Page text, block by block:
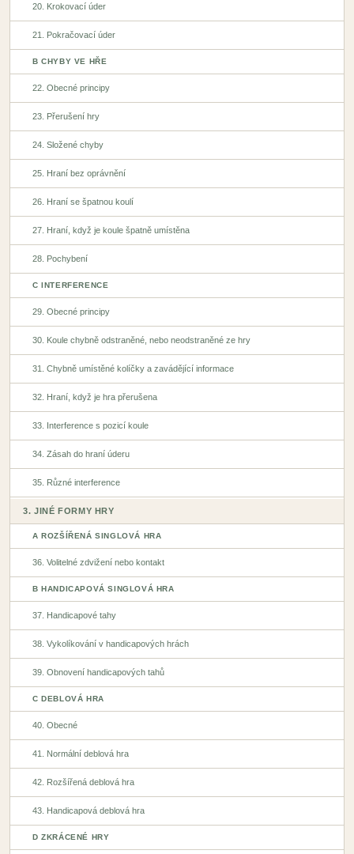
20. Krokovací úder
21. Pokračovací úder
B CHYBY VE HŘE
22. Obecné principy
23. Přerušení hry
24. Složené chyby
25. Hraní bez oprávnění
26. Hraní se špatnou koulí
27. Hraní, když je koule špatně umístěna
28. Pochybení
C INTERFERENCE
29. Obecné principy
30. Koule chybně odstraněné, nebo neodstraněné ze hry
31. Chybně umístěné kolíčky a zavádějící informace
32. Hraní, když je hra přerušena
33. Interference s pozicí koule
34. Zásah do hraní úderu
35. Různé interference
3. JINÉ FORMY HRY
A ROZŠÍŘENÁ SINGLOVÁ HRA
36. Volitelné zdvižení nebo kontakt
B HANDICAPOVÁ SINGLOVÁ HRA
37. Handicapové tahy
38. Vykolíkování v handicapových hrách
39. Obnovení handicapových tahů
C DEBLOVÁ HRA
40. Obecné
41. Normální deblová hra
42. Rozšířená deblová hra
43. Handicapová deblová hra
D ZKRÁCENÉ HRY